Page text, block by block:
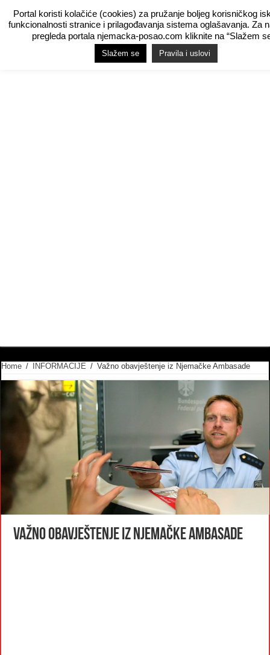
Home / INFORMACIJE / Važno obavještenje iz Njemačke Ambasade
Važno obavještenje iz Njemačke Ambasade
Portal koristi kolačiće (cookies) za pružanje boljeg korisničkog
funkcionalnosti stranice i prilagođavanja sistema oglašavanja. Za
pregleda portala njemacka-posao.com kliknite na “Slažem
Slažem se Pravila i uslovi